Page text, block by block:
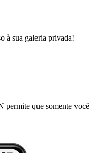
à sua galeria privada!
permite que somente você